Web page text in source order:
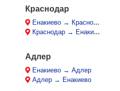
Краснодар
Енакиево → Краснодар
Краснодар → Енакиево
Адлер
Енакиево → Адлер
Адлер → Енакиево